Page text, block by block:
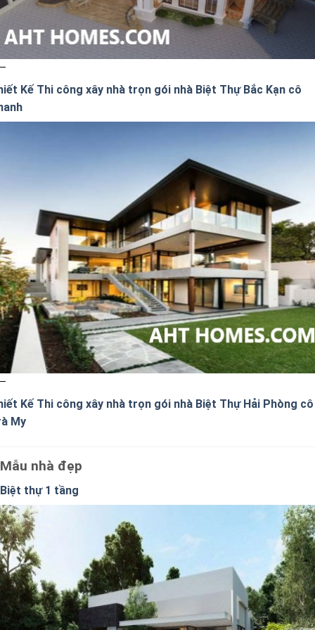
Kế Thi công xây nhà trọn gói nhà Biệt Thự Bắc Kạn cô
Kế Thi công xây nhà trọn gói nhà Biệt Thự Hải Phòng cô
My
Mẫu nhà đẹp
Biệt thự 1 tầng